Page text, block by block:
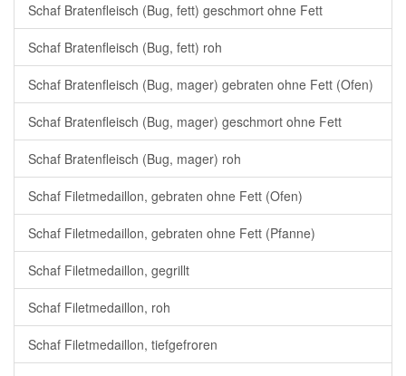
Schaf Bratenfleisch (Bug, fett) geschmort ohne Fett
Schaf Bratenfleisch (Bug, fett) roh
Schaf Bratenfleisch (Bug, mager) gebraten ohne Fett (Ofen)
Schaf Bratenfleisch (Bug, mager) geschmort ohne Fett
Schaf Bratenfleisch (Bug, mager) roh
Schaf Filetmedaillon, gebraten ohne Fett (Ofen)
Schaf Filetmedaillon, gebraten ohne Fett (Pfanne)
Schaf Filetmedaillon, gegrillt
Schaf Filetmedaillon, roh
Schaf Filetmedaillon, tiefgefroren